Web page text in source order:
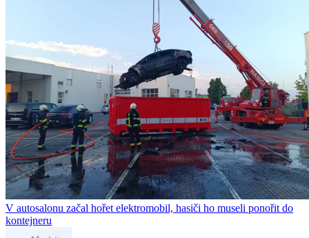
V autosalonu začal hořet elektromobil, hasiči ho museli ponořit do
kontejneru